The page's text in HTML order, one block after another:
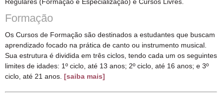
Formação
Os Cursos de Formação são destinados a estudantes que buscam
aprendizado focado na prática de canto ou instrumento musical.
Sua estrutura é dividida em três ciclos, tendo cada um os seguintes
limites de idades: 1º ciclo, até 13 anos; 2º ciclo, até 16 anos; e 3º
ciclo, até 21 anos. [saiba mais]